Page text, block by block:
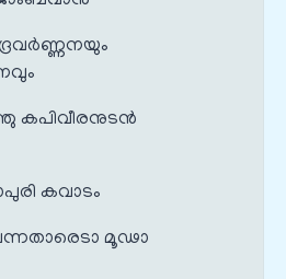
കപിവീരനുടന്‍
കവാടം
മൂഢാ